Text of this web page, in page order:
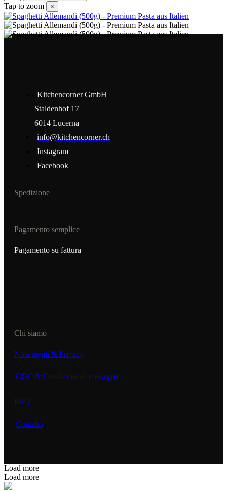
Tap to zoom ×
Kitchencorner GmbH
Staldenhof 17
6014 Lucerna
info@kitchencorner.ch
Instagram
Facebook
Spedizione
Pagamento semplice
Pagamento su fattura
Chi siamo
Note legali & Privacy
CGC & Condizioni di consegna
FAQ
Contatto
Load more
Load more